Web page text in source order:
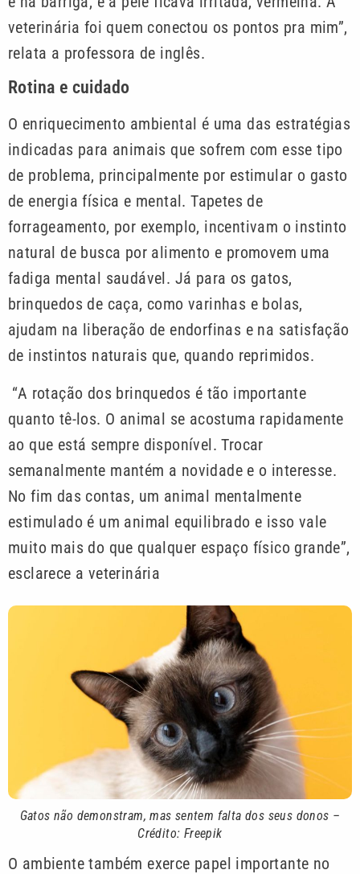
veterinária foi quem conectou os pontos pra mim”,
relata a professora de inglês.
Rotina e cuidado
O enriquecimento ambiental é uma das estratégias
indicadas para animais que sofrem com esse tipo
de problema, principalmente por estimular o gasto
de energia física e mental. Tapetes de
forrageamento, por exemplo, incentivam o instinto
natural de busca por alimento e promovem uma
fadiga mental saudável. Já para os gatos,
brinquedos de caça, como varinhas e bolas,
ajudam na liberação de endorfinas e na satisfação
de instintos naturais que, quando reprimidos.
“A rotação dos brinquedos é tão importante
quanto tê-los. O animal se acostuma rapidamente
ao que está sempre disponível. Trocar
semanalmente mantém a novidade e o interesse.
No fim das contas, um animal mentalmente
estimulado é um animal equilibrado e isso vale
muito mais do que qualquer espaço físico grande”,
esclarece a veterinária
Gatos não demonstram, mas sentem falta dos seus donos –
Crédito: Freepik
O ambiente também exerce papel importante no